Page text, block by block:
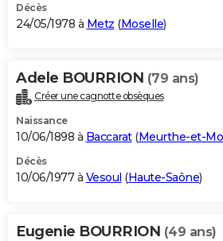
Décès
24/05/1978 à Metz (Moselle)
Adele BOURRION (79 ans)
Créer une cagnotte obsèques
Naissance
10/06/1898 à Baccarat(Meurthe-et-
Décès
10/06/1977 à Vesoul (Haute-Saône)
Eugenie BOURRION (49 ans)